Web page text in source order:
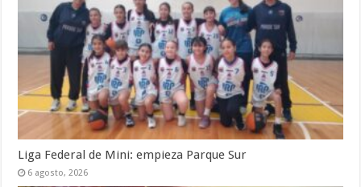
Liga Federal de Mini: empieza Parque Sur
6 agosto, 2026